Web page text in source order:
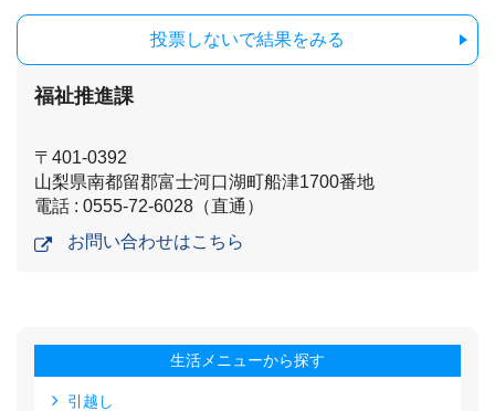
投票しないで結果をみる
福祉推進課
〒401-0392
山梨県南都留郡富士河口湖町船津1700番地
電話 : 0555-72-6028（直通）
お問い合わせはこちら
生活メニューから探す
引越し